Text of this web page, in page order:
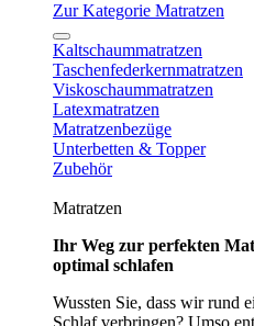
Zur Kategorie Matratzen
Kaltschaummatratzen
Taschenfederkernmatratzen
Viskoschaummatratzen
Latexmatratzen
Matratzenbezüge
Unterbetten & Topper
Zubehör
Matratzen
Ihr Weg zur perfekten
optimal schlafen
Wussten Sie, dass wir rund
Schlaf verbringen? Umso